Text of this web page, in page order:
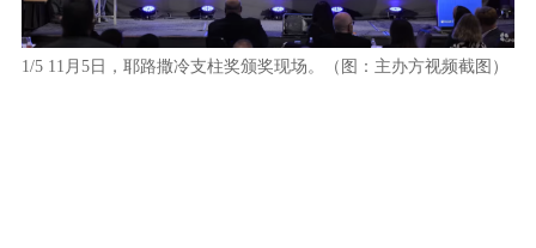
1/511月5日，耶路撒冷支柱奖颁奖现场。（图：主办方视频截图）